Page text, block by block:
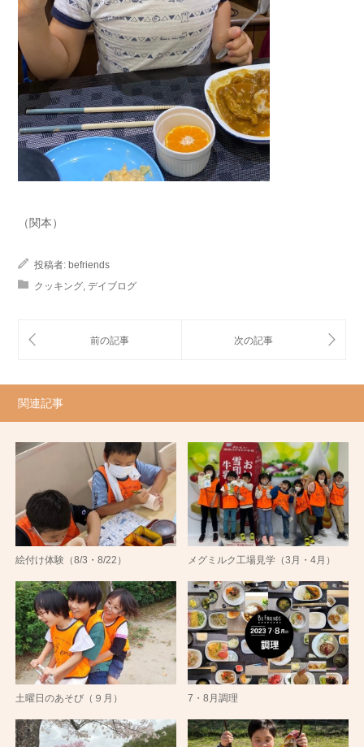
（関本）
投稿者: befriends
クッキング デイブログ
関連記事
絵付け体験（8/3・8/22） メグミルク工場見学（3月・4月）
土曜日のあそび（９月） 7・8月調理